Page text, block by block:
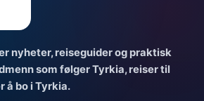
nyheter, reiseguider og praktisk
som følger Tyrkia, reiser til
å bo i Tyrkia.